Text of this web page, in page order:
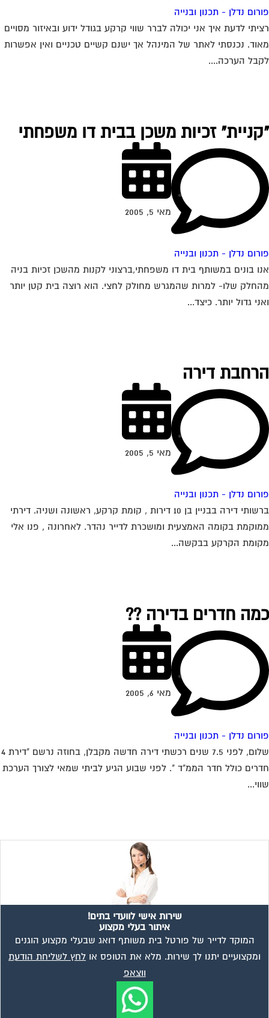
נדלן - תכנון ובנייה
לדעת איך אני יכולה לברר שווי קרקע בגודל ידוע ובאיזור מסויים
נכנסתי לאתר של המינהל אך ישנם קשיים טכניים ואין אפשרות
הערכה....
זכיות משכן בבית דו משפחתי
נדלן - תכנון ובנייה
מאי 5, 2005
בונים במשותף בית דו משפחתי,ברצוני לקנות מהשכן זכיות בניה
שלו- למרות שהמגרש מחולק לחצי. הוא רוצה בית קטן יותר
גדול יותר. כיצד...
דירה
נדלן - תכנון ובנייה
מאי 5, 2005
ברשותי דירה בבניין בן 10 דירות , קומת קרקע, ראשונה ושניה. דירתי
בקומה האמצעית ומושכרת לדייר נהדר. לאחרונה , פנו אלי
הקרקע בבקשה...
חדרים בדירה ??
נדלן - תכנון ובנייה
מאי 6, 2005
שלום, לפני 7.5 שנים רכשתי דירה חדשה מקבלן, בחוזה נרשם "דירת 4
כולל חדר הממ"ד ". לפני שבוע הגיע לביתי שמאי לצורך הערכת
שירות אישי לוועדי בתים!
איתור בעלי מקצוע
המוקד לדייר של פורטל בית משותף דואג שבעלי מקצוע הוגנים
ומקצועיים יתנו לך שירות. מלא את הטופס אולחץ לשליחת הודעת
ווצאפ